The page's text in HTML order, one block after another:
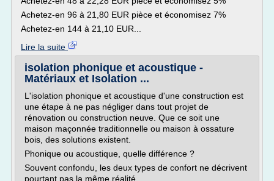
Achetez-en 96 à 21,80 EUR pièce et économisez 7%
Achetez-en 144 à 21,10 EUR...
Lire la suite
isolation phonique et acoustique -
Matériaux et Isolation ...
L'isolation phonique et acoustique d'une construction est
une étape à ne pas négliger dans tout projet de
rénovation ou construction neuve. Que ce soit une
maison maçonnée traditionnelle ou maison à ossature
bois, des solutions existent.
Phonique ou acoustique, quelle différence ?
Souvent confondu, les deux types de confort ne décrivent
pourtant pas la même réalité.